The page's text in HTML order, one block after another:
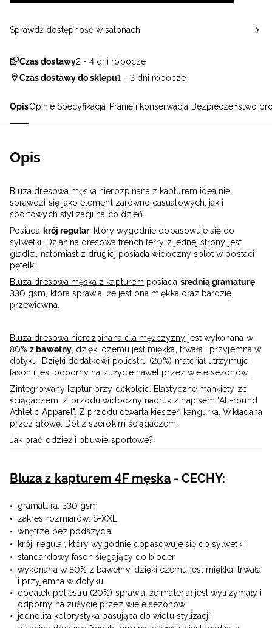
OpisOpinie Specyfikacja Pranie i konserwacja Bezpieczeństwo
Opis
Bluza dresowa męska nierozpinana z kapturem idealnie
sprawdzi się jako element zarówno casualowych, jak i
sportowych stylizacji na co dzień.
Posiada krój regular, który wygodnie dopasowuje się do
sylwetki. Dzianina dresowa french terry z jednej strony jest
gładka, natomiast z drugiej posiada widoczny splot w postaci
pętelki.
Bluza dresowa męska z kapturem posiada średnią gramaturę
330 gsm, która sprawia, że jest ona ​​miękka oraz bardziej
przewiewna.
Bluza dresowa nierozpinana dla mężczyzny jest wykonana w
80%z bawełny, dzięki czemu jest miękka, trwała i przyjemna w
dotyku. Dzięki dodatkowi poliestru (20%) materiał utrzymuje
fason i jest odporny na zużycie nawet przez wiele sezonów.
Zintegrowany kaptur przy dekolcie. Elastyczne mankiety ze
ściągaczem. Z przodu widoczny nadruk z napisem "All-round
Athletic Apparel". Z przodu otwarta kieszeń kangurka. Wkładana
przez głowę. Dół z szerokim ściągaczem.
Jak prać odzież i obuwie sportowe?
Bluza z kapturem 4F męska- CECHY:
gramatura: 330 gsm
zakres rozmiarów: S-XXL
wnętrze bez podszycia
krój: regular, który wygodnie dopasowuje się do sylwetki
standardowy fason sięgający do bioder
wykonana w 80% z bawełny, dzięki czemu jest miękka, trwała
i przyjemna w dotyku
dodatek poliestru (20%) sprawia, że materiał jest wytrzymały i
odporny na zużycie przez wiele sezonów
jednolita kolorystyka pasująca do wielu stylizacji
Czas dostawy2 - 4 dni robocze
Czas dostawy do sklepu1 - 3 dni robocze
Sprawdź dostępność w salonach